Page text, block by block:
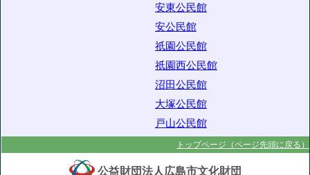
安東公民館
安公民館
祇園公民館
祇園西公民館
沼田公民館
大塚公民館
戸山公民館
トップページ（ページ先頭に戻る）
公益財団法人広島市文化財団